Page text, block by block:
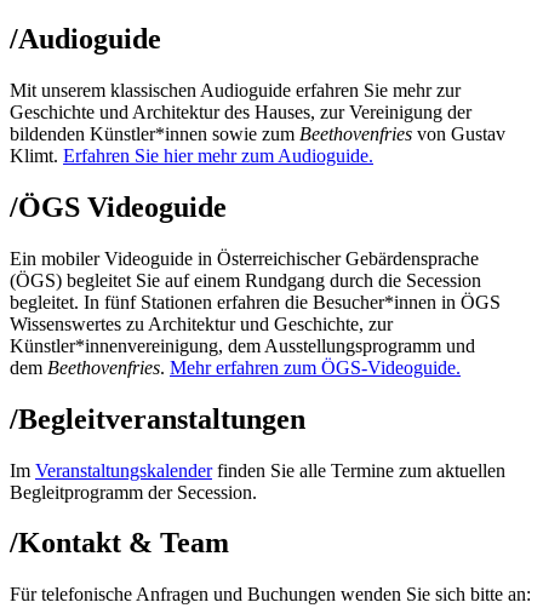
/Audioguide
Mit unserem klassischen Audioguide erfahren Sie mehr zur
Geschichte und Architektur des Hauses, zur Vereinigung der
bildenden Künstler*innen sowie zum Beethovenfries von Gustav
Klimt. Erfahren Sie hier mehr zum Audioguide.
/ÖGS Videoguide
Ein mobiler Videoguide in Österreichischer Gebärdensprache
(ÖGS) begleitet Sie auf einem Rundgang durch die Secession
begleitet. In fünf Stationen erfahren die Besucher*innen in ÖGS
Wissenswertes zu Architektur und Geschichte, zur
Künstler*innenvereinigung, dem Ausstellungsprogramm und
dem Beethovenfries. Mehr erfahren zum ÖGS-Videoguide.
/Begleitveranstaltungen
Im Veranstaltungskalenderfinden Sie alle Termine zum aktuellen
Begleitprogramm der Secession.
/Kontakt & Team
Für telefonische Anfragen und Buchungen wenden Sie sich bitte an: